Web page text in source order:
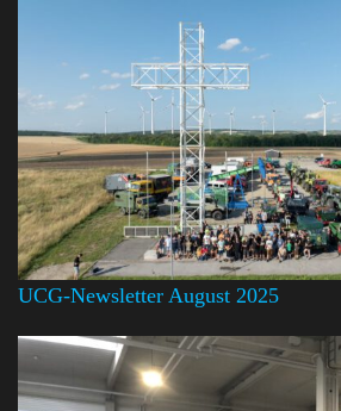
UCG-Newsletter August 2025